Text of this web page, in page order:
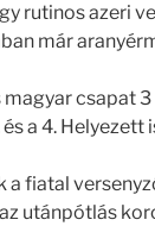
rutinos azeri
már
csapat
a 4.
a fiatal
utánpótlás